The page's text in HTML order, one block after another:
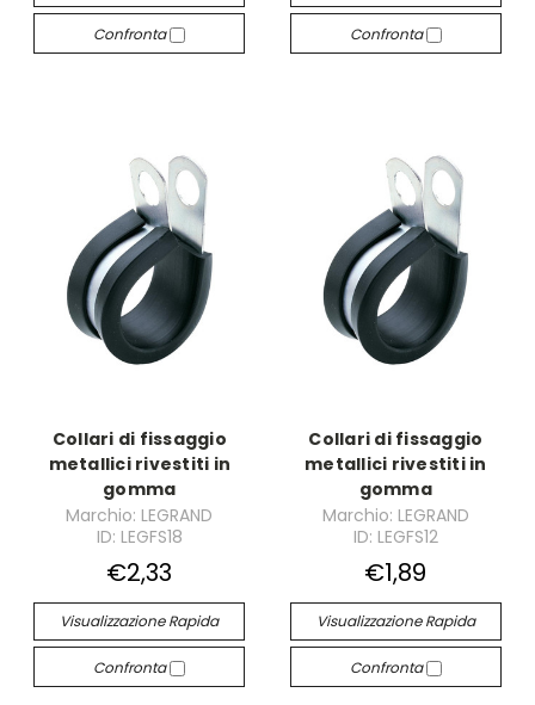
Confronta Confronta
Collari di fissaggio
metallici rivestiti in
gomma
Marchio: LEGRAND
ID: LEGFS18
€2,33
Visualizzazione Rapida
Confronta
Collari di fissaggio
metallici rivestiti in
gomma
Marchio: LEGRAND
ID: LEGFS12
€1,89
Visualizzazione Rapida
Confronta